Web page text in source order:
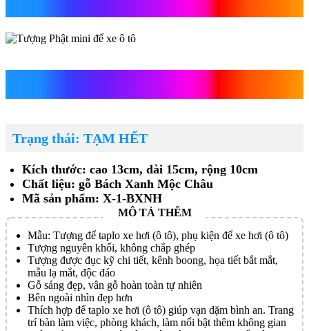
Trạng thái: TẠM HẾT
Kích thước: cao 13cm, dài 15cm, rộng 10cm
Chất liệu: gỗ Bách Xanh Mộc Châu
Mã sản phẩm: X-1-BXNH
Mẫu: Tượng để taplo xe hơi (ô tô), phụ kiện để xe hơi (ô tô)
Tượng nguyên khối, không chắp ghép
Tượng được đục kỹ chi tiết, kênh boong, họa tiết bắt mắt,
mẫu lạ mắt, độc đáo
Gỗ sáng đẹp, vân gỗ hoàn toàn tự nhiên
Bên ngoài nhìn đẹp hơn
Thích hợp để taplo xe hơi (ô tô) giúp vạn dặm bình an. Trang
trí bàn làm việc, phòng khách, làm nổi bật thêm không gian